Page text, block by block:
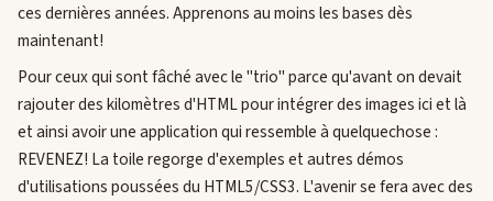
ces dernières années. Apprenons au moins les bases dès
maintenant!
Pour ceux qui sont fâché avec le "trio" parce qu'avant on devait
rajouter des kilomètres d'HTML pour intégrer des images ici et là
et ainsi avoir une application qui ressemble à quelquechose :
REVENEZ! La toile regorge d'exemples et autres démos
d'utilisations poussées du HTML5/CSS3. L'avenir se fera avec des